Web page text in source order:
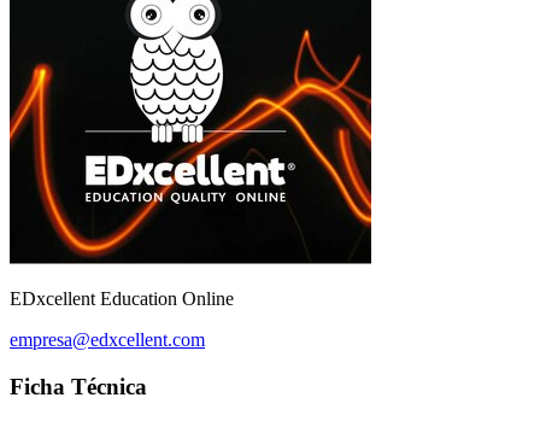
EDxcellent Education Online
empresa@edxcellent.com
Ficha Técnica